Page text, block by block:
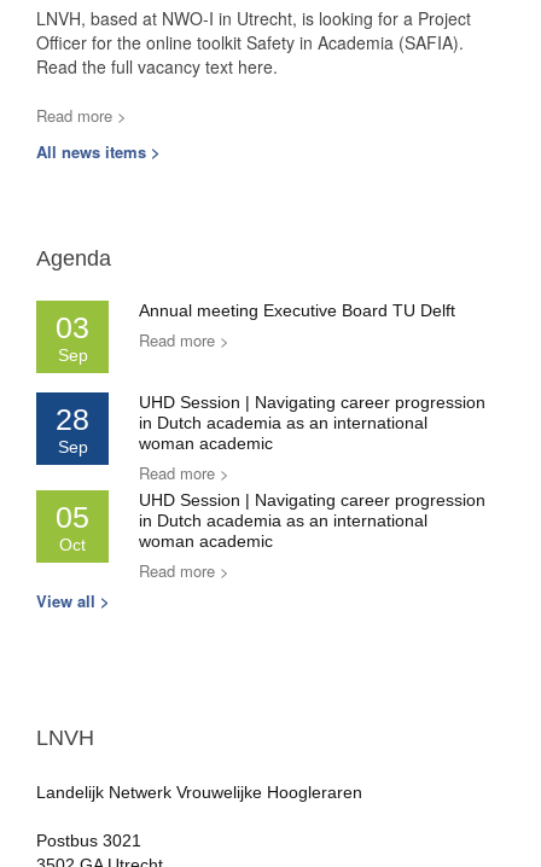
LNVH, based at NWO-I in Utrecht, is looking for a Project
Officer for the online toolkit Safety in Academia (SAFIA).
Read the full vacancy text here.
Read more >
All news items >
Agenda
03
Sep
Annual meeting Executive Board TU Delft
Read more >
28
Sep
UHD Session | Navigating career progression
in Dutch academia as an international
woman academic
Read more >
05
Oct
UHD Session | Navigating career progression
in Dutch academia as an international
woman academic
Read more >
View all >
LNVH
Landelijk Netwerk Vrouwelijke Hoogleraren
Postbus 3021